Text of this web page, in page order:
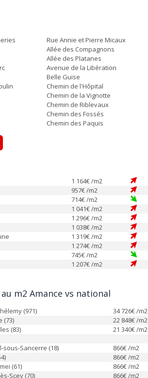
Rue Annie et Pierre Micaux
Allée des Compagnons
Allée des Platanes
Avenue de la Libération
Belle Guise
Chemin de l'Hôpital
Chemin de la Vignotte
Chemin de Riblevaux
Chemin des Fossés
Chemin des Paquis
1 164€ /m2
957€ /m2
714€ /m2
1 041€ /m2
1 296€ /m2
1 038€ /m2
1 319€ /m2
1 274€ /m2
745€ /m2
1 207€ /m2
m2 Amance vs national
(971) 34 726€ /m2
(73) 22 848€ /m2
(83) 21 340€ /m2
sous-Sancerre (18) 866€ /m2
866€ /m2
(61) 866€ /m2
Scey (70) 866€ /m2